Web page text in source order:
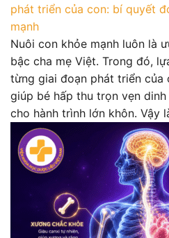
phát triển của con: bí quyết
mạnh
Nuôi con khỏe mạnh luôn là
bậc cha mẹ Việt. Trong đó,
từng giai đoạn phát triển của
giúp bé hấp thu trọn vẹn
cho hành trình lớn khôn. Vậy